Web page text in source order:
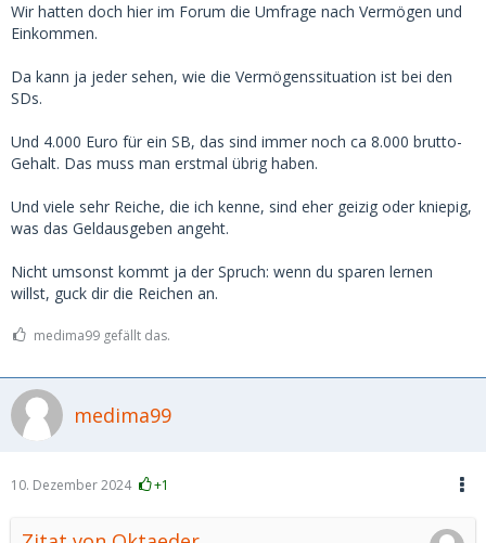
wiederhole, Frauen die so hohe Vorstellungen haben, tun es
i.d.R. nur fürs Geld und dann ist der Sex meist mies. Sprich,
übersteigt, steigt zwar der Preis, aber die "Leistung" steigt
nicht mehr mit.
Wir hatten doch hier im Forum die Umfrage nach Vermögen und
Einkommen.
Da kann ja jeder sehen, wie die Vermögenssituation ist bei den
SDs.
Und 4.000 Euro für ein SB, das sind immer noch ca 8.000 brutto-
Gehalt. Das muss man erstmal übrig haben.
Und viele sehr Reiche, die ich kenne, sind eher geizig oder kniepig,
was das Geldausgeben angeht.
Nicht umsonst kommt ja der Spruch: wenn du sparen lernen
willst, guck dir die Reichen an.
medima99 gefällt das.
medima99
10. Dezember 2024 +1